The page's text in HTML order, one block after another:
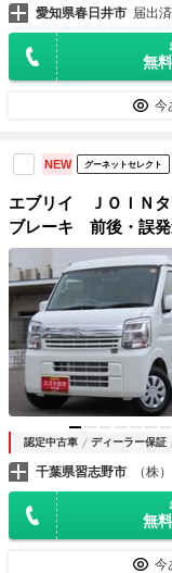
愛知県春日井市
無
今
NEW グーネットセレクト
エブリイ ＪＯＩＮ
ブレーキ 前後・誤
ＵＳＢ電源ソケット
ト機能付ＬＥＤヘッ
認定中古車 ディーラー保証
千葉県習志野市 （株
無
今